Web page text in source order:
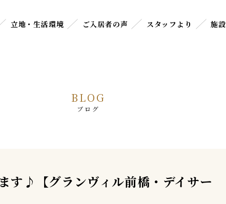
立地・生活環境 ご入居者の声 スタッフより 施設
BLOG
ブログ
す♪【グランヴィル前橋・デイサー